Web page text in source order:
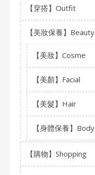
【穿搭】Outfit
【美妝保養】Beauty
【美妝】Cosme
【美顏】Facial
【美髮】Hair
【身體保養】Body
【購物】Shopping